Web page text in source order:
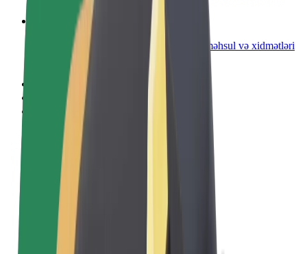
Biznes üçün Bolt
Biznesiniz üçün miqyaslandırılmış Bolt məhsul və xidmətləri
Qaydalar və Şərtlər
Məxfilik
Kukilər
© 2026 Bolt Technology OÜ
Məhsullar